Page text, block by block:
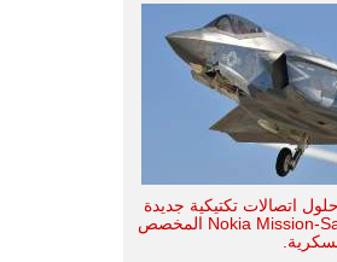
اتصالات تكتيكية جديدة
مع هاتف Nokia Mission-Safe المخصص